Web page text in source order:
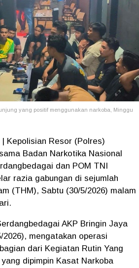
yang positif menggunakan narkoba, Minggu
| Kepolisian Resor (Polres)
Badan Narkotika Nasional
dan POM TNI
razia gabungan di sejumlah
(THM), Sabtu (30/5/2026) malam
AKP Bringin Jaya
2026), mengatakan operasi
dari Kegiatan Rutin Yang
dipimpin Kasat Narkoba